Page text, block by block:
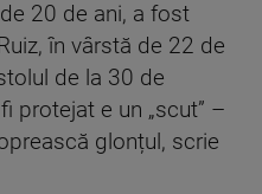
20 de ani, a fost
în vârstă de 22 de
de la 30 de
protejat e un „scut” –
glonțul, scrie